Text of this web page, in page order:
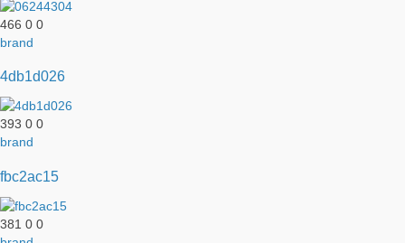
466 0 0
brand
4db1d026
393 0 0
brand
fbc2ac15
381 0 0